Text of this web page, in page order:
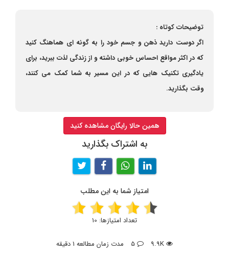
توضیحات کوتاه :
اگر دوست دارید ذهن و جسم خود را به گونه ای هماهنگ کنید
که در اکثر مواقع احساس خوبی داشته و از زندگی لذت ببرید، برای
یادگیری تکنیک هایی که در این مسیر به شما کمک می کنند،
وقت بگذارید.
همین حالا رایگان مشاهده کنید
به اشتراک بگذارید
امتیاز شما به این مطلب
تعداد امتیازها: 10
مدت زمان مطالعه 1 دقیقه